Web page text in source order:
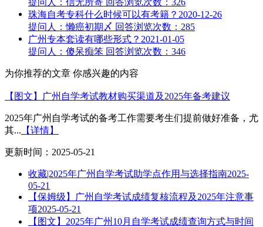
珠海自考专科什么时候可以有考籍？ 2020-12-26
提问人：懒癌初期〆 回答浏览次数：285
广州专本套读有哪些形式？ 2021-01-05
提问人：傻呆痴笨 回答浏览次数：346
为你推荐的文章 你感兴趣的内容
【图文】广州自学考试教材购买渠道及2025年备考建议
2025年广州自学考试的备考工作需要考生们提前做好准备，尤
其... 【详情】
更新时间：2025-05-21
收藏|2025年广州自学考试助学点作用与选择指南2025-
05-21
【保姆级】广州自学考试成绩复核流程及2025年注意事
项2025-05-21
【图文】2025年广州10月自学考试成绩查询方式与时间